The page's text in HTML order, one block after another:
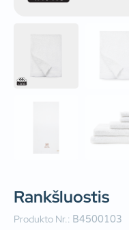
Rankšluostis
Produkto Nr.: B4500103